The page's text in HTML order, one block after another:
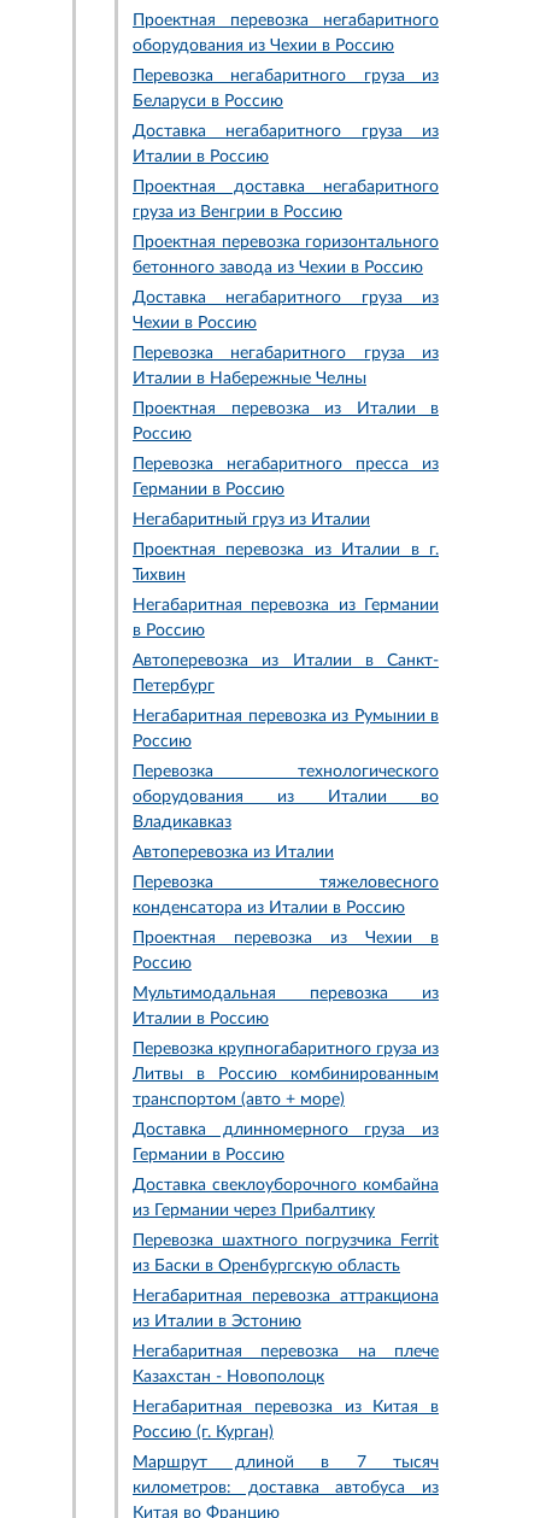
Проектная перевозка негабаритного
оборудования из Чехии в Россию
Перевозка негабаритного груза из
Беларуси в Россию
Доставка негабаритного груза из
Италии в Россию
Проектная доставка негабаритного
груза из Венгрии в Россию
Проектная перевозка горизонтального
бетонного завода из Чехии в Россию
Доставка негабаритного груза из
Чехии в Россию
Перевозка негабаритного груза из
Италии в Набережные Челны
Проектная перевозка из Италии в
Россию
Перевозка негабаритного пресса из
Германии в Россию
Негабаритный груз из Италии
Проектная перевозка из Италии в г.
Тихвин
Негабаритная перевозка из Германии
в Россию
Автоперевозка из Италии в Санкт-
Петербург
Негабаритная перевозка из Румынии в
Россию
Перевозка технологического
оборудования из Италии во
Владикавказ
Автоперевозка из Италии
Перевозка тяжеловесного
конденсатора из Италии в Россию
Проектная перевозка из Чехии в
Россию
Мультимодальная перевозка из
Италии в Россию
Перевозка крупногабаритного груза из
Литвы в Россию комбинированным
транспортом (авто + море)
Доставка длинномерного груза из
Германии в Россию
Доставка свеклоуборочного комбайна
из Германии через Прибалтику
Перевозка шахтного погрузчика Ferrit
из Баски в Оренбургскую область
Негабаритная перевозка аттракциона
из Италии в Эстонию
Негабаритная перевозка на плече
Казахстан - Новополоцк
Негабаритная перевозка из Китая в
Россию (г. Курган)
Маршрут длиной в 7 тысяч
километров: доставка автобуса из
Китая во Францию